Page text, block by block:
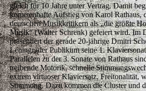
gleich für 10 Jahre unter Vertrag. Damit
kometenhafte Aufstieg von Karol Rathaus,
deutschen Musikkritikern als „die größte
Musik“ (Walter Schrenk) gefeiert wird. Im
präsentiert der gerade 20-jährige Dmitri
Leningrader Publikum seine 1.
Parallelen zu der 3. Sonate von Rathaus
treibende Motorik, schnelle
extrem virtuoser Klaviersatz, Freitonalität,
Stimmung. Dazu kommen die Cluster und